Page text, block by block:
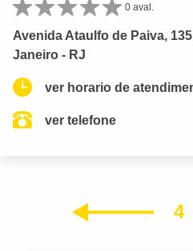
0 aval.
Avenida Ataulfo de Paiva,
Janeiro - RJ
ver horario de
ver telefone
4